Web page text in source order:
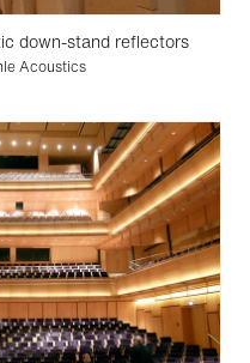
down-stand reflectors
Acoustics